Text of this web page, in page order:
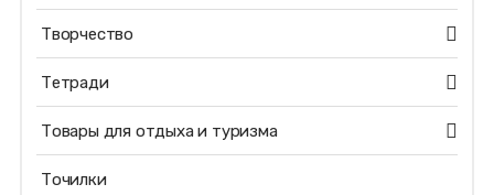
Творчество
Тетради
Товары для отдыха и туризма
Точилки